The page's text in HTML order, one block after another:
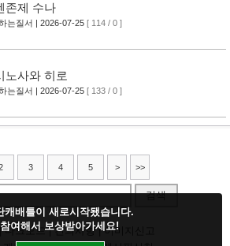
존제 수나
는질서 | 2026-07-25 [ 114 / 0 ]
노사와 히로
는질서 | 2026-07-25 [ 133 / 0 ]
3 4 5 > >>
검색
|다크모드|건의사항|이미지신고
캐배틀이 새로시작됐습니다.
참여해서 보상받아가세요!